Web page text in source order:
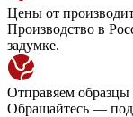
Цены от
Производство в
задумке.
Отправяем образцы
Обращайтесь —